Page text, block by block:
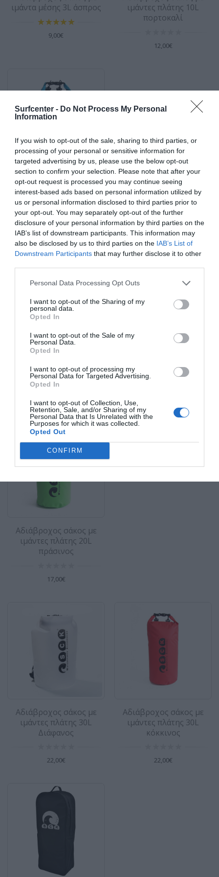
Surfcenter - Do Not Process My Personal
Information
If you wish to opt-out of the sale, sharing to third parties, or
processing of your personal or sensitive information for
targeted advertising by us, please use the below opt-out
section to confirm your selection. Please note that after your
opt-out request is processed you may continue seeing
interest-based ads based on personal information utilized by
us or personal information disclosed to third parties prior to
your opt-out. You may separately opt-out of the further
disclosure of your personal information by third parties on the
IAB’s list of downstream participants. This information may
also be disclosed by us to third parties on the IAB’s List of
Downstream Participants that may further disclose it to other
Personal Data Processing Opt Outs
I want to opt-out of the Sharing of my
personal data.
Opted In
I want to opt-out of the Sale of my
Personal Data.
Opted In
I want to opt-out of processing my
Personal Data for Targeted Advertising.
Opted In
I want to opt-out of Collection, Use,
Retention, Sale, and/or Sharing of my
Personal Data that Is Unrelated with the
Purposes for which it was collected.
Opted Out
CONFIRM
Χαρακτηριστικά Χωρητικότητα: 15L Υλικό:
20L μαύρος
17,00€
Αδιάβροχος σάκος με ιμάντες πλάτης
20L μωβ
Χαρακτηριστικά Χωρητικότητα: 20L Υλικό:
500D PVC Πό..
17,00€
20L πράσινος
17,00€
30L Διάφανος
Χαρακτηριστικά Χωρητικότητα: 30L Υλικό:
500D PVC Πό..
22,00€
500D PVC Πό..
22,00€
φουσκωτό SUP (και όχι μόνο)
Αδιαβροχοποιημένη εσωτερική..
19,00€
Μια μεγάλη τσάντα για φουσκωτό SUP (και όχι
μόνο). Σχεδιασμένη από ενισχυμένο υλικό
600..
49,00€
Τσάντα πλάτης για φουσκωτή σανίδα
Zray τσάντα για φουσκωτό SUP Μεγάλη
τσάντα για φουσκωτό SUP (και όχι μόνο) ● Η
24,00€
ιμάντα μέσης 3L άσπρος
9,00€
ιμάντες πλάτης 10L
πορτοκαλί
12,00€
Αδιάβροχος σάκος με
ιμάντες πλάτης 15L μπλε
5.00
14,00€
Αδιάβροχος σάκος με
μαύρος
Αδιάβροχος σάκος με
ιμάντες πλάτης 20L
πράσινος
17,00€
Αδιάβροχος σάκος με
ιμάντες πλάτης 30L
Διάφανος
22,00€
Αδιάβροχος σάκος με
ιμάντες πλάτης 30L
κόκκινος
22,00€